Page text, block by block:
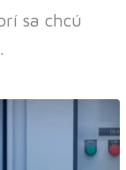
sa chcú